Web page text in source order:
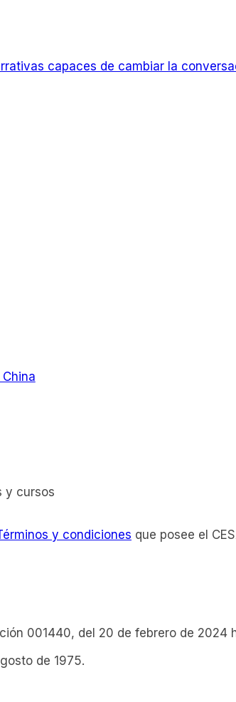
capaces de cambiar la
y cursos
y condiciones que posee el
001440, del 20 de febrero de 2024
de 1975.